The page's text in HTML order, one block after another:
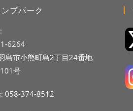
プパーク
6264
島市小熊町島2丁目24番地
号
058-374-8512